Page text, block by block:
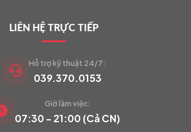
VIETCAM.VN
Đang trực tuyến
LIÊN HỆ TRỰC TIẾP
Hỗ trợ kỹ thuật 24/7:
039.370.0153
Giờ làm việc:
07:30 - 21:00 (Cả CN)